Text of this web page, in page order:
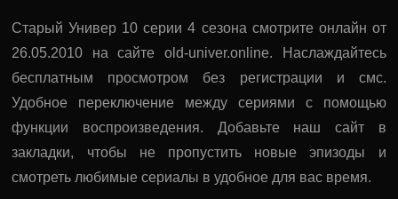
Старый Универ 10 серии 4 сезона смотрите онлайн от
26.05.2010 на сайте old-univer.online. Наслаждайтесь
бесплатным просмотром без регистрации и смс.
Удобное переключение между сериями с помощью
функции воспроизведения. Добавьте наш сайт в
закладки, чтобы не пропустить новые эпизоды и
смотреть любимые сериалы в удобное для вас время.